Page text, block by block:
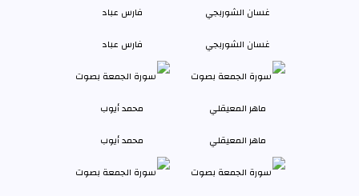
غسان الشوربجي فارس عباد
ماهر المعيقلي محمد أيوب